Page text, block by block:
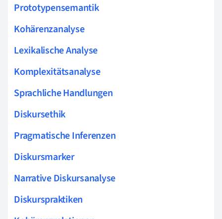
Prototypensemantik
Kohärenzanalyse
Lexikalische Analyse
Komplexitätsanalyse
Sprachliche Handlungen
Diskursethik
Pragmatische Inferenzen
Diskursmarker
Narrative Diskursanalyse
Diskurspraktiken